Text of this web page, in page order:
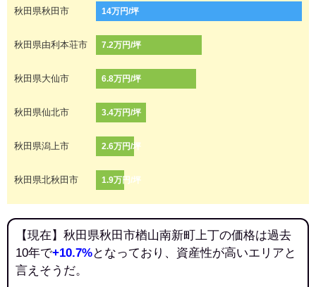
秋田県秋田市 14万円/坪
秋田県由利本荘市 7.2万円/坪
秋田県大仙市 6.8万円/坪
秋田県仙北市 3.4万円/坪
秋田県潟上市 2.6万円/坪
秋田県北秋田市 1.9万円/坪
【現在】秋田県秋田市楢山南新町上丁の価格は過去
10年で+10.7%となっており、資産性が高いエリアと
言えそうだ。